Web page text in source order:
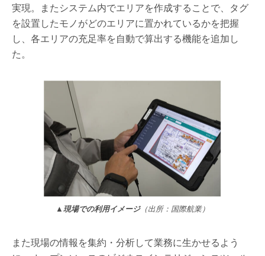
実現。またシステム内でエリアを作成することで、タグ
を設置したモノがどのエリアに置かれているかを把握
し、各エリアの充足率を自動で算出する機能を追加し
た。
▲現場での利用イメージ（出所：国際航業）
また現場の情報を集約・分析して業務に生かせるよう